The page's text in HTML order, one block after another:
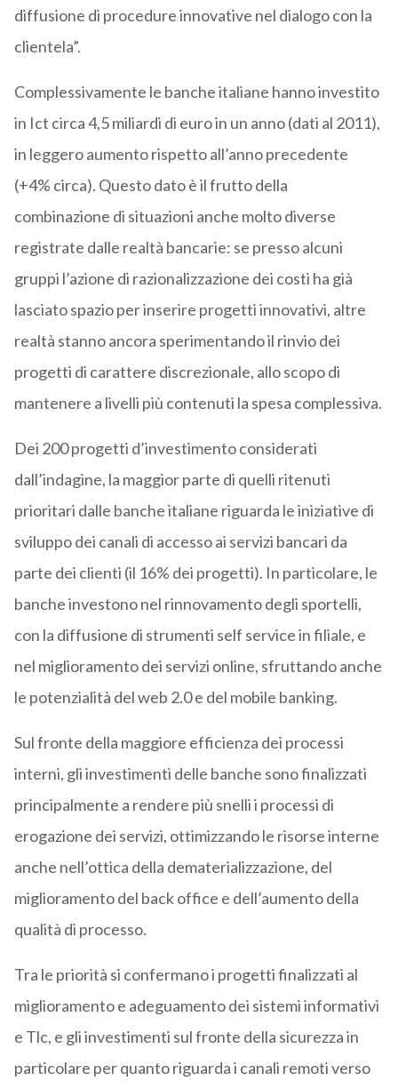
diffusione di procedure innovative nel dialogo con la
clientela”.
Complessivamente le banche italiane hanno investito
in Ict circa 4,5 miliardi di euro in un anno (dati al 2011),
in leggero aumento rispetto all’anno precedente
(+4% circa). Questo dato è il frutto della
combinazione di situazioni anche molto diverse
registrate dalle realtà bancarie: se presso alcuni
gruppi l’azione di razionalizzazione dei costi ha già
lasciato spazio per inserire progetti innovativi, altre
realtà stanno ancora sperimentando il rinvio dei
progetti di carattere discrezionale, allo scopo di
mantenere a livelli più contenuti la spesa complessiva.
Dei 200 progetti d’investimento considerati
dall’indagine, la maggior parte di quelli ritenuti
prioritari dalle banche italiane riguarda le iniziative di
sviluppo dei canali di accesso ai servizi bancari da
parte dei clienti (il 16% dei progetti). In particolare, le
banche investono nel rinnovamento degli sportelli,
con la diffusione di strumenti self service in filiale, e
nel miglioramento dei servizi online, sfruttando anche
le potenzialità del web 2.0 e del mobile banking.
Sul fronte della maggiore efficienza dei processi
interni, gli investimenti delle banche sono finalizzati
principalmente a rendere più snelli i processi di
erogazione dei servizi, ottimizzando le risorse interne
anche nell’ottica della dematerializzazione, del
miglioramento del back office e dell’aumento della
qualità di processo.
Tra le priorità si confermano i progetti finalizzati al
miglioramento e adeguamento dei sistemi informativi
e Tlc, e gli investimenti sul fronte della sicurezza in
particolare per quanto riguarda i canali remoti verso